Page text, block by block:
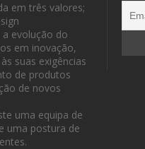
em três valores;
evolução do
em inovação,
suas exigências
de produtos
de novos
uma equipa de
uma postura de